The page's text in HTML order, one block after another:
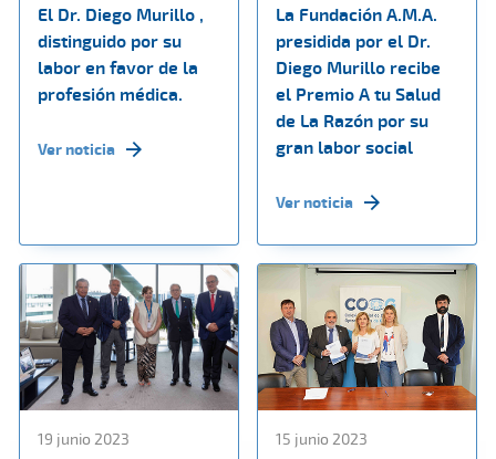
El Dr. Diego Murillo ,
distinguido por su
labor en favor de la
profesión médica.
Ver noticia
La Fundación A.M.A.
presidida por el Dr.
Diego Murillo recibe
el Premio A tu Salud
de La Razón por su
gran labor social
Ver noticia
19 junio 2023 15 junio 2023